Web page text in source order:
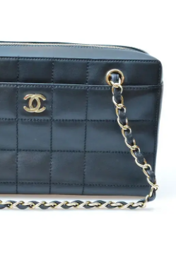
お申込み